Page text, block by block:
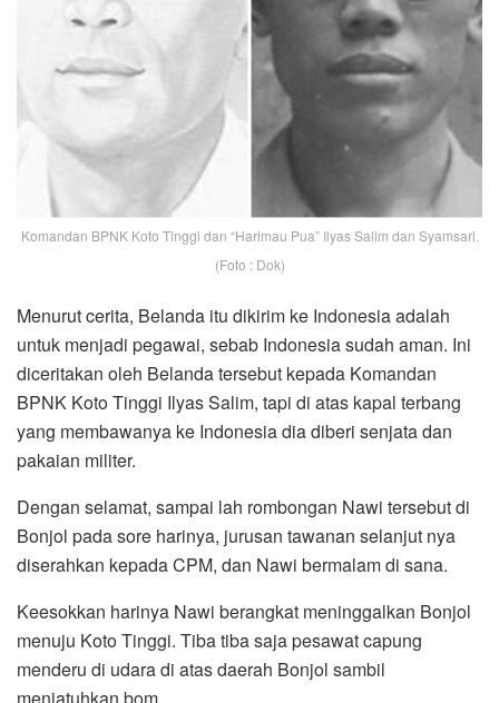
Komandan BPNK Koto Tinggi dan “Harimau Pua” Ilyas Salim dan Syamsari.
(Foto : Dok)
Menurut cerita, Belanda itu dikirim ke Indonesia adalah
untuk menjadi pegawai, sebab Indonesia sudah aman. Ini
diceritakan oleh Belanda tersebut kepada Komandan
BPNK Koto Tinggi Ilyas Salim, tapi di atas kapal terbang
yang membawanya ke Indonesia dia diberi senjata dan
pakaian militer.
Dengan selamat, sampai lah rombongan Nawi tersebut di
Bonjol pada sore harinya, jurusan tawanan selanjut nya
diserahkan kepada CPM, dan Nawi bermalam di sana.
Keesokkan harinya Nawi berangkat meninggalkan Bonjol
menuju Koto Tinggi. Tiba tiba saja pesawat capung
menderu di udara di atas daerah Bonjol sambil